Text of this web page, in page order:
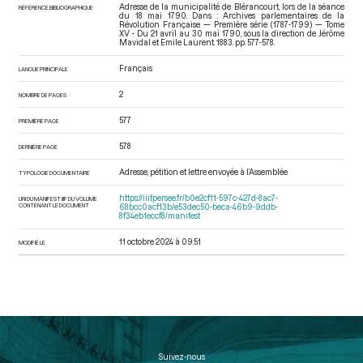
RÉFÉRENCE BIBLIOGRAPHIQUE
Adresse de la municipalité de Blérancourt, lors de la séance
du 18 mai 1790. Dans : Archives parlementaires de la
Révolution Française — Première série (1787-1799) — Tome
XV - Du 21 avril au 30 mai 1790 , sous la direction de Jérôme
Mavidal et Emile Laurent. 1883. pp. 577-578.
LANGUE PRINCIPALE Français
NOMBRE DE PAGES 2
PREMIÈRE PAGE 577
DERNIÈRE PAGE 578
TYPOLOGIE DOCUMENTAIRE Adresse, pétition et lettre envoyée à l’Assemblée
URI DU MANIFEST IIIF DU VOLUME
CONTENANT LE DOCUMENT
https://iiif.persee.fr/b0e2cf11-597c-427d-8ac7-
68bcc0acf13b/e53dec50-beca-46b9-9ddb-
8f34eb1eccf8/manifest
MODIFIÉ LE 11 octobre 2024 à 09:51
Suivez-nous